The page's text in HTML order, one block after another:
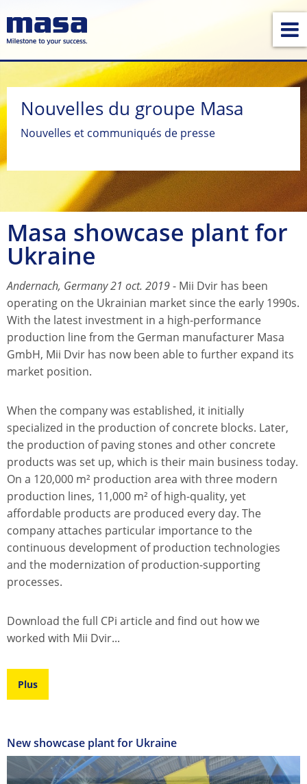
Nouvelles du groupe Masa
Nouvelles et communiqués de presse
Masa showcase plant for
Ukraine
Andernach, Germany 21 oct. 2019- Mii Dvir has been
operating on the Ukrainian market since the early 1990s.
With the latest investment in a high-performance
production line from the German manufacturer Masa
GmbH, Mii Dvir has now been able to further expand its
market position.
When the company was established, it initially
specialized in the production of concrete blocks. Later,
the production of paving stones and other concrete
products was set up, which is their main business today.
On a 120,000 m² production area with three modern
production lines, 11,000 m² of high-quality, yet
affordable products are produced every day. The
company attaches particular importance to the
continuous development of production technologies
and the modernization of production-supporting
processes.
Download the full CPi article and find out how we
worked with Mii Dvir...
Plus
New showcase plant for Ukraine